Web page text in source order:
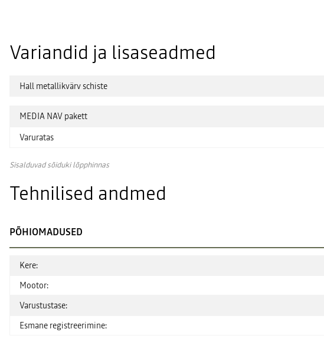
Variandid ja lisaseadmed
Hall metallikvärv schiste
MEDIA NAV pakett
Varuratas
Sisalduvad sõiduki lõpphinnas
Tehnilised andmed
PÕHIOMADUSED
Kere:
Mootor:
Varustustase:
Esmane registreerimine: